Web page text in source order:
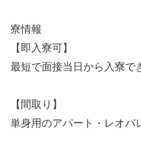
寮情報
【即入寮可】
最短で面接当日から入寮で
【間取り】
単身用のアパート・レオパ